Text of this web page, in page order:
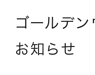
ゴールデ
お知らせ